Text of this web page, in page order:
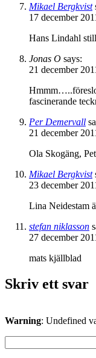
Mikael Bergkvist
17 december
Hans Lindahl
Jonas O says:
21 december
fascinerande
Per Demervall
21 december
Ola Skogäng,
Mikael Bergkvist
23 december
Lina Neidestam
stefan niklasson
27 december
mats kjällblad
Skriv ett svar
Warning: Undefined